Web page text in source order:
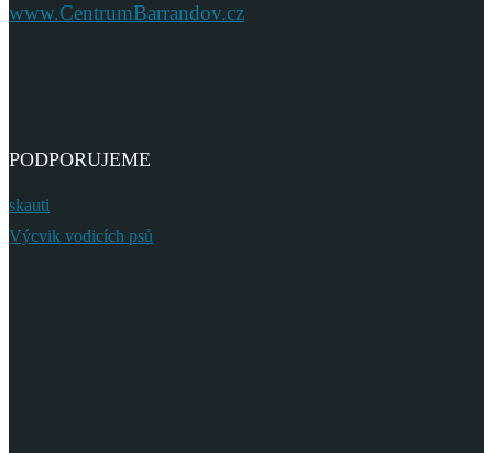
www.CentrumBarrandov.cz
PODPORUJEME
skauti
Výcvik vodicích psů